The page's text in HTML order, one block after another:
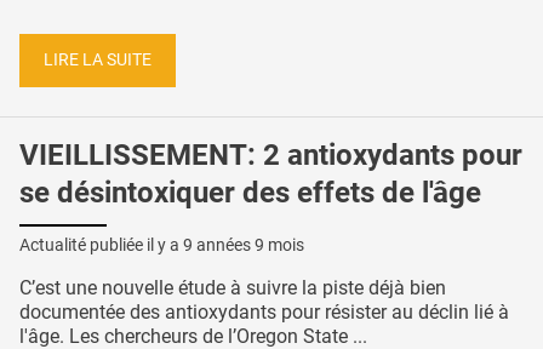
LIRE LA SUITE
VIEILLISSEMENT: 2 antioxydants pour
se désintoxiquer des effets de l'âge
Actualité publiée il y a 9 années 9 mois
C’est une nouvelle étude à suivre la piste déjà bien
documentée des antioxydants pour résister au déclin lié à
l'âge. Les chercheurs de l’Oregon State ...